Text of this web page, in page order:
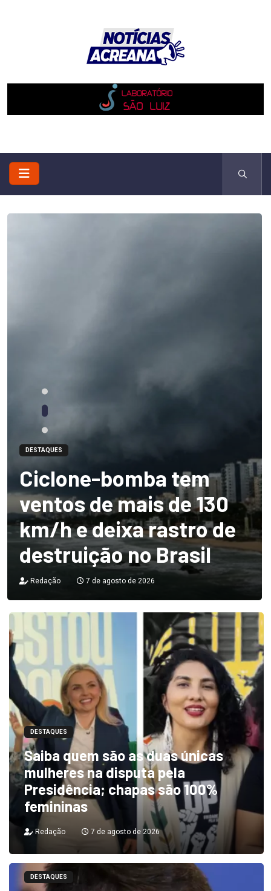
DESTAQUES
Ciclone-bomba tem
ventos de mais de 130
km/h e deixa rastro de
destruição no Brasil
Redação 7 de agosto de 2026
DESTAQUES
Saiba quem são as duas únicas
mulheres na disputa pela
Presidência; chapas são 100%
femininas
Redação 7 de agosto de 2026
DESTAQUES